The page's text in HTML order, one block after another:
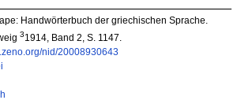
Handwörterbuch der griechischen Sprache.
31914, Band 2, S. 1147.
nid/20008930643